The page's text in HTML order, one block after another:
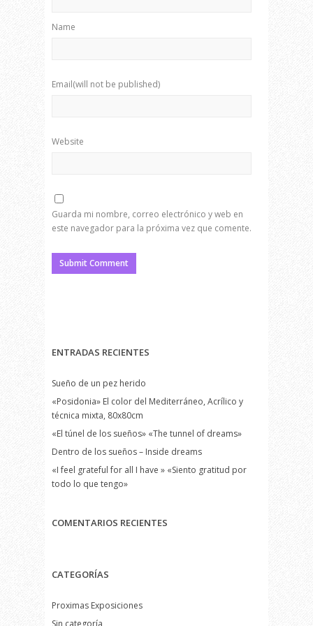
Name
Email(will not be published)
Website
Guarda mi nombre, correo electrónico y web en
este navegador para la próxima vez que comente.
ENTRADAS RECIENTES
Sueño de un pez herido
«Posidonia» El color del Mediterráneo, Acrílico y
técnica mixta, 80x80cm
«El túnel de los sueños» «The tunnel of dreams»
Dentro de los sueños – Inside dreams
«I feel grateful for all I have » «Siento gratitud por
todo lo que tengo»
COMENTARIOS RECIENTES
CATEGORÍAS
Proximas Exposiciones